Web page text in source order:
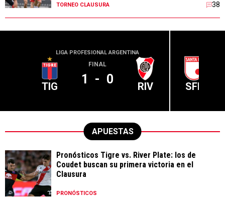
TORNEO CLAUSURA 38
LIGA PROFESIONAL ARGENTINA
TIG
FINAL
1 - 0 RIV SFE
APUESTAS
Pronósticos Tigre vs. River Plate: los de
Coudet buscan su primera victoria en el
Clausura
PRONÓSTICOS